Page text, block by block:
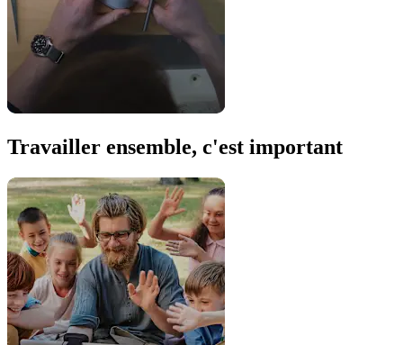
Travailler ensemble, c'est important